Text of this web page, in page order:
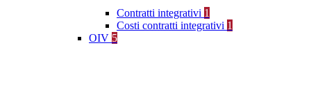
Contratti integrativi 1
Costi contratti integrativi 1
OIV 5